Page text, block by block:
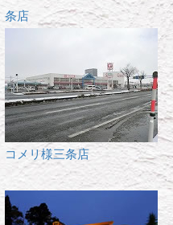
条店
コメリ様三条店